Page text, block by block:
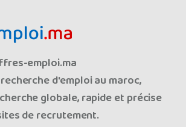
emploi.ma
d'emploi au maroc,
globale, rapide et précise
de recrutement.